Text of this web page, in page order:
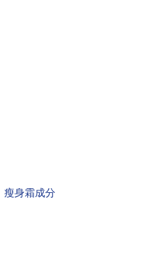
瘦身霜成分